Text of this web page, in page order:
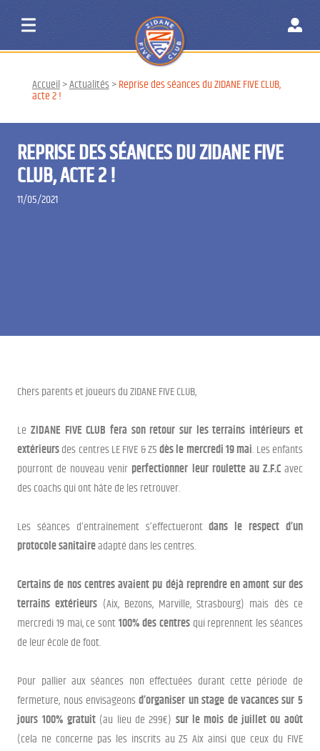
Accueil >Actualités> Reprise des séances du ZIDANE FIVE CLUB,
acte 2 !
REPRISE DES SÉANCES DU ZIDANE FIVE
CLUB, ACTE 2 !
11/05/2021
Chers parents et joueurs du ZIDANE FIVE CLUB,
Le ZIDANE FIVE CLUB fera son retour sur les terrains intérieurs et
extérieurs des centres LE FIVE & Z5dès le mercredi 19 mai . Les enfants
pourront de nouveau venir perfectionner leur roulette au Z.F.Cavec
des coachs qui ont hâte de les retrouver.
Les séances d’entraînement s’effectuerontdans le respect d’un
protocole sanitaireadapté dans les centres.
Certains de nos centres avaient pu déjà reprendre en amont sur des
terrains extérieurs (Aix, Bezons, Marville, Strasbourg) mais dès ce
mercredi 19 mai, ce sont100% des centres qui reprennent les séances
de leur école de foot.
Pour pallier aux séances non effectuées durant cette période de
fermeture, nous envisageons d’organiser un stage de vacances sur 5
jours 100% gratuit (au lieu de 299€) sur le mois de juillet ou août
(cela ne concerne pas les inscrits au Z5 Aix ainsi que ceux du FIVE